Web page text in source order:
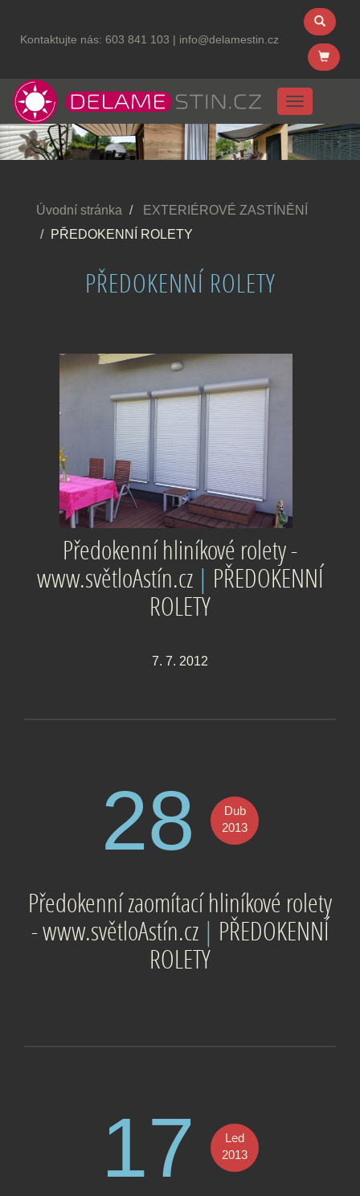
Kontaktujte nás: 603 841 103 | info@delamestin.cz
Menu
Úvodní stránka
EXTERIÉROVÉ ZASTÍNĚNÍ
PŘEDOKENNÍ ROLETY
PŘEDOKENNÍ ROLETY
Předokenní hliníkové rolety -
www.světloAstín.cz | PŘEDOKENNÍ
ROLETY
7. 7. 2012
28
Dub
2013
Předokenní zaomítací hliníkové rolety
- www.světloAstín.cz | PŘEDOKENNÍ
ROLETY
17
Led
2013